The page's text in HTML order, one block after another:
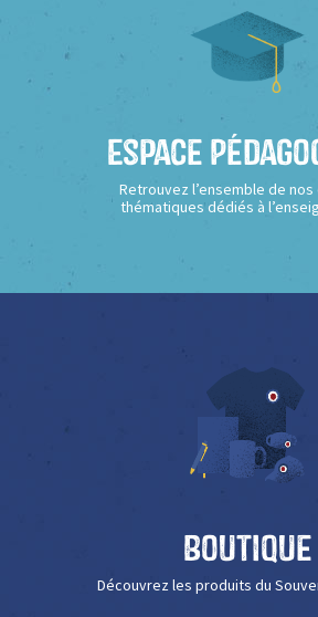
Espace
Retrouvez l’ensemble de
thématiques dédiés à
Boutique
Découvrez les produits du